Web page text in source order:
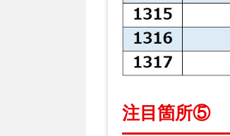
注目箇所⑤